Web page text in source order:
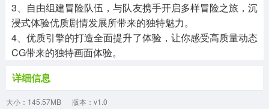
3、自由组建冒险队伍，与队友携手开启多样冒险之旅，沉
浸式体验优质剧情发展所带来的独特魅力。
4、优质引擎的打造全面提升了体验，让你感受高质量动态
CG带来的独特画面体验。
详细信息
大小：145.57MB
版本：v1.0